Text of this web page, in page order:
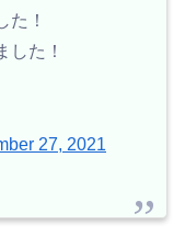
た！
した！
27, 2021